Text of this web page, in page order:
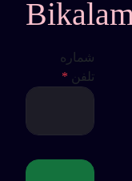
شماره
تلفن *